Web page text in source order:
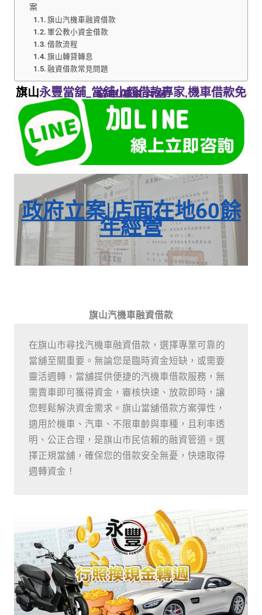
案
旗山汽機車融資借款
軍公教小資金借款
借款流程
旗山轉貸轉息
融資借款常見問題
旗山永豐當舖_當舖小額借款專家,機車借款免
留車優惠方案
政府立案|店面在地60餘
年經營
旗山汽機車融資借款
在旗山市尋找汽機車融資借款，選擇專業可靠的
當舖至關重要。無論您是臨時資金短缺，或需要
靈活週轉，當舖提供便捷的汽機車借款服務，無
需賣車即可獲得資金，審核快速、放款即時，讓
您輕鬆解決資金需求。旗山當舖借款方案彈性，
適用於機車、汽車、不限車齡與車種，且利率透
明、公正合理，是旗山市民信賴的融資管道。選
擇正規當舖，確保您的借款安全無憂，快速取得
週轉資金！